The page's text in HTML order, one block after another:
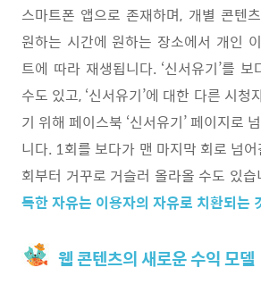
스마트폰 앱으로 존재하며, 개별 콘텐
원하는 시간에 원하는 장소에서 개인
트에 따라 재생됩니다. ‘신서유기’를 보
수도 있고, ‘신서유기’에 대한 다른 시청
기 위해 페이스북 ‘신서유기’ 페이지로
니다. 1회를 보다가 맨 마지막 회로 넘
회부터 거꾸로 거슬러 올라올 수도 있습
득한 자유는 이용자의 자유로 치환되는
웹 콘텐츠의 새로운 수익 모델